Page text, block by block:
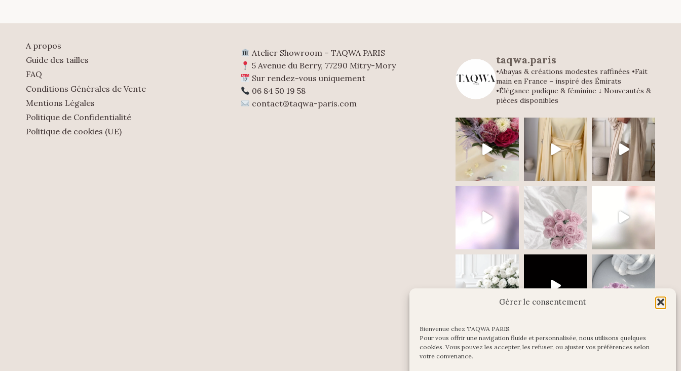
Gérer le consentement
Bienvenue chez TAQWA PARIS.
Pour vous offrir une navigation fluide et personnalisée, nous utilisons quelques
cookies. Vous pouvez les accepter, les refuser, ou ajuster vos préférences selon
votre convenance.
A propos
Guide des tailles
FAQ
Conditions Générales de Vente
Mentions Légales
Politique de Confidentialité
Politique de cookies (UE)
Atelier Showroom – TAQWA PARIS
5 Avenue du Berry, 77290 Mitry-Mory
Sur rendez-vous uniquement
06 84 50 19 58
contact@taqwa-paris.com
taqwa.paris
•Abayas & créations modestes raffinées •Fait
main en France – inspiré des Émirats
•Élégance pudique & féminine ↓ Nouveautés &
pièces disponibles
Charger plus Suivre sur Instagram